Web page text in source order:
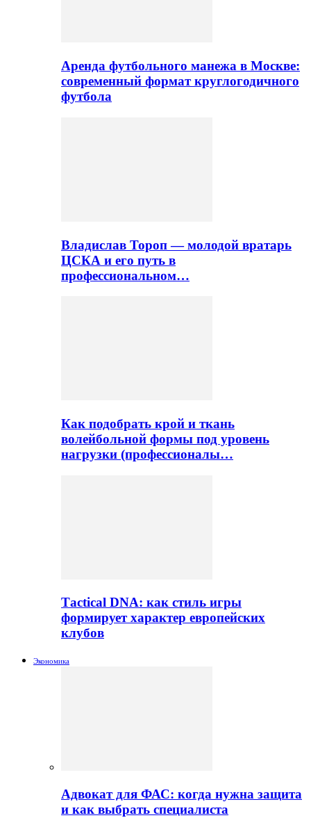
Аренда футбольного манежа в Москве:
современный формат круглогодичного
футбола
Владислав Тороп — молодой вратарь
ЦСКА и его путь в
профессиональном…
Как подобрать крой и ткань
волейбольной формы под уровень
нагрузки (профессионалы…
Тactical DNA: как стиль игры
формирует характер европейских
клубов
Экономика
Адвокат для ФАС: когда нужна защита
и как выбрать специалиста